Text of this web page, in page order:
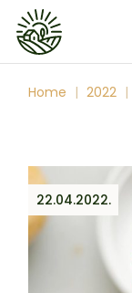
Skip
the
content
Home 2022
22.04.2022.